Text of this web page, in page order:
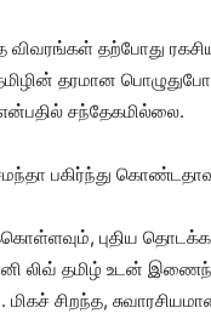
விவரங்கள் தற்போது
தரமான
சந்தேகமில்லை.
பகிர்ந்து
புதிய
லிவ் தமிழ் உடன்
சிறந்த,